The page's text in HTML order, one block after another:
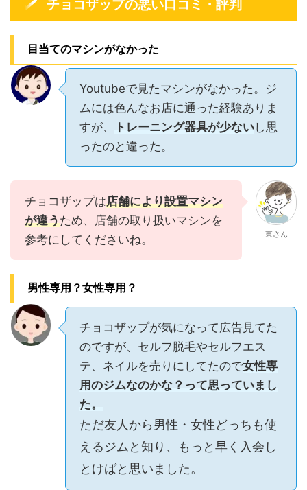
チョコザップの悪い口コミ・評判
目当てのマシンがなかった
Youtubeで見たマシンがなかった。ジ
ムには色んなお店に通った経験ありま
すが、
トレーニング器具が少ないし思
ったのと違った。
チョコザップは店舗により設置マシン
が違うため、店舗の取り扱いマシンを
参考にしてくださいね。
東さん
男性専用？女性専用？
チョコザップが気になって広告見てた
のですが、セルフ脱毛やセルフエス
テ、ネイルを売りにしてたので女性専
用のジムなのかな？って思っていまし
た。
ただ友人から男性・女性どっちも使
えるジムと知り、もっと早く入会し
とけばと思いました。